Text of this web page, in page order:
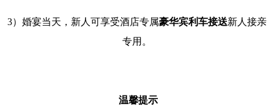
3）婚宴当天，新人可享受酒店专属豪华宾利车接送新人接亲
专用。
温馨提示